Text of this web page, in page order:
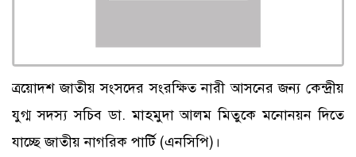
ত্রয়োদশ জাতীয় সংসদের সংরক্ষিত নারী আসনের জন্য কেন্দ্রীয়
যুগ্ম সদস্য সচিব ডা. মাহমুদা আলম মিতুকে মনোনয়ন দিতে
যাচ্ছে জাতীয় নাগরিক পার্টি (এনসিপি)।